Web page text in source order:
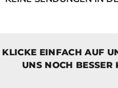
KLICKE EINFACH AUF
UNS NOCH BESSER